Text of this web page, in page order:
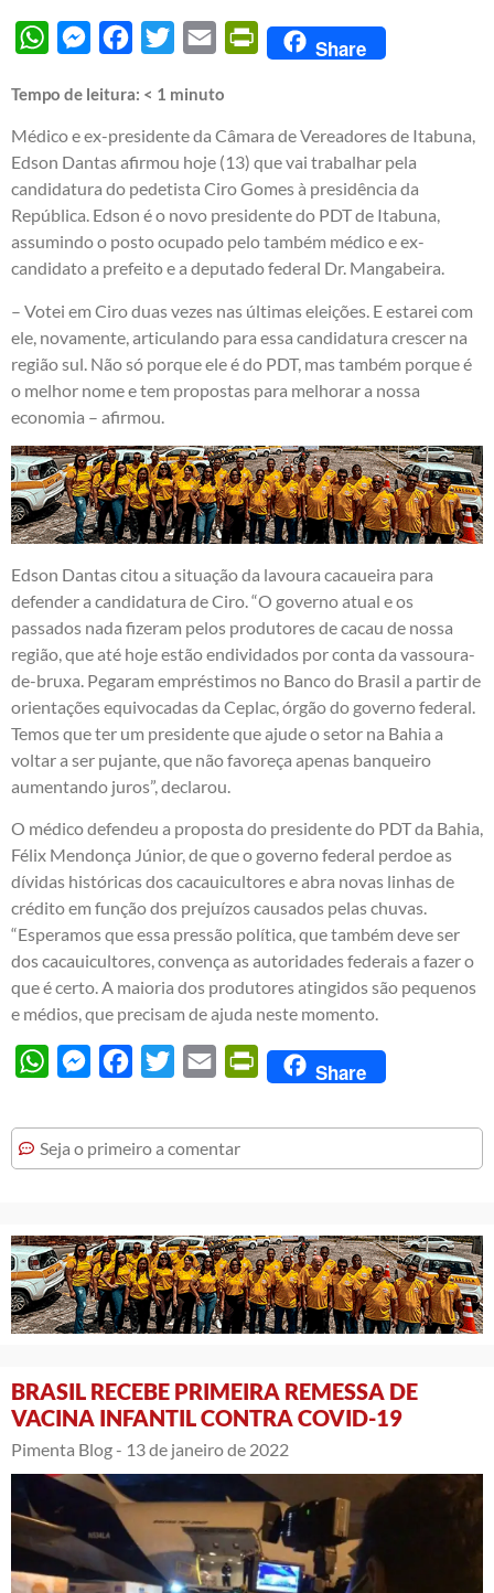
WhatsAppMessengerFacebook
Twitter Email PrintFriendly
Share
Tempo de leitura: < 1 minuto
Médico e ex-presidente da Câmara de Vereadores de Itabuna,
Edson Dantas afirmou hoje (13) que vai trabalhar pela
candidatura do pedetista Ciro Gomes à presidência da
República. Edson é o novo presidente do PDT de Itabuna,
assumindo o posto ocupado pelo também médico e ex-
candidato a prefeito e a deputado federal Dr. Mangabeira.
– Votei em Ciro duas vezes nas últimas eleições. E estarei com
ele, novamente, articulando para essa candidatura crescer na
região sul. Não só porque ele é do PDT, mas também porque é
o melhor nome e tem propostas para melhorar a nossa
economia – afirmou.
Edson Dantas citou a situação da lavoura cacaueira para
defender a candidatura de Ciro. “O governo atual e os
passados nada fizeram pelos produtores de cacau de nossa
região, que até hoje estão endividados por conta da vassoura-
de-bruxa. Pegaram empréstimos no Banco do Brasil a partir de
orientações equivocadas da Ceplac, órgão do governo federal.
Temos que ter um presidente que ajude o setor na Bahia a
voltar a ser pujante, que não favoreça apenas banqueiro
aumentando juros”, declarou.
O médico defendeu a proposta do presidente do PDT da Bahia,
Félix Mendonça Júnior, de que o governo federal perdoe as
dívidas históricas dos cacauicultores e abra novas linhas de
crédito em função dos prejuízos causados pelas chuvas.
“Esperamos que essa pressão política, que também deve ser
dos cacauicultores, convença as autoridades federais a fazer o
que é certo. A maioria dos produtores atingidos são pequenos
e médios, que precisam de ajuda neste momento.
WhatsAppMessengerFacebook
Twitter Email PrintFriendly
Share
Seja o primeiro a comentar
BRASIL RECEBE PRIMEIRA REMESSA DE
VACINA INFANTIL CONTRA COVID-19
Pimenta Blog - 13 de janeiro de 2022